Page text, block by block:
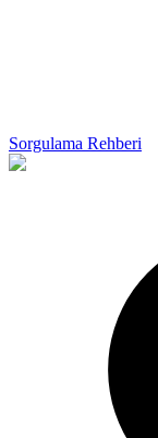
Sorgulama Rehberi